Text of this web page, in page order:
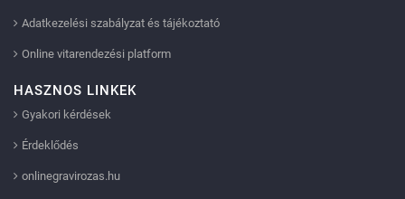
Adatkezelési szabályzat és tájékoztató
Online vitarendezési platform
HASZNOS LINKEK
Gyakori kérdések
Érdeklődés
onlinegravirozas.hu